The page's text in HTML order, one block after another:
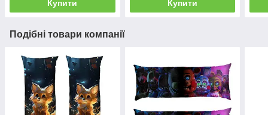
Купити Купити
Подібні товари компанії